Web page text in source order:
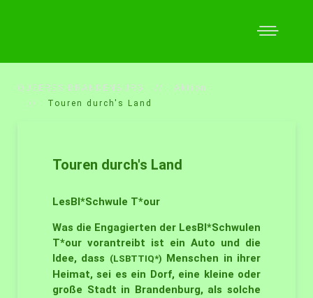
QUEERES BRANDENBURG
Aktion
Touren durch's Land
Touren durch's Land
LesBI*Schwule T*our
Was die Engagierten der LesBI*Schwulen
T*our vorantreibt ist ein Auto und die
Idee, dass (LSBTTIQ*) Menschen in ihrer
Heimat, sei es ein Dorf, eine kleine oder
große Stadt in Brandenburg, als solche